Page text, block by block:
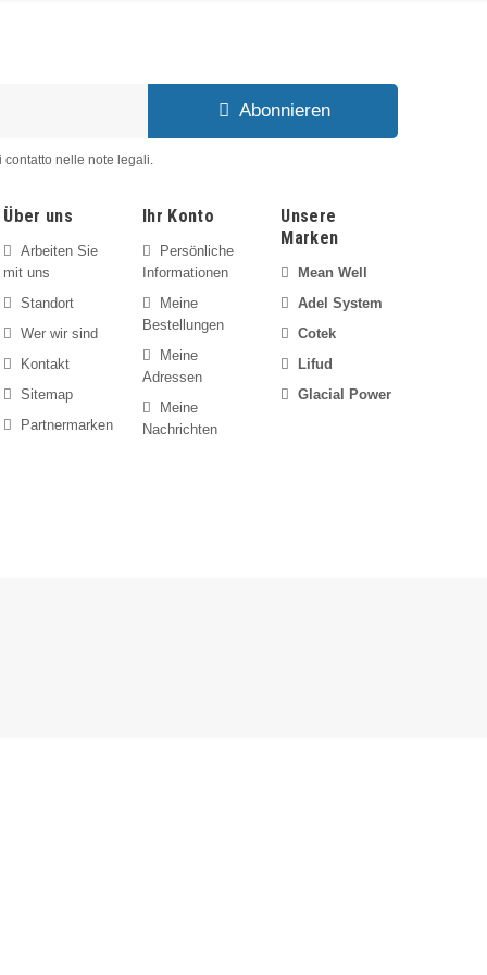
Abonnieren
contatto nelle note legali.
Über uns
Arbeiten Sie
mit uns
Standort
Wer wir sind
Kontakt
Sitemap
Partnermarken
Ihr Konto
Persönliche
Informationen
Meine
Bestellungen
Meine
Adressen
Meine
Nachrichten
Unsere
Marken
Mean Well
Adel System
Cotek
Lifud
Glacial Power